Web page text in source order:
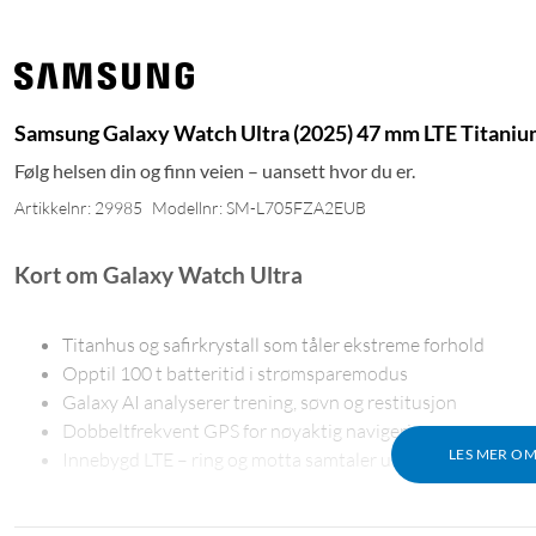
Samsung Galaxy Watch Ultra (2025) 47 mm LTE
Følg helsen din og finn veien – uansett hvor du er.
Artikkelnr: 29985 Modellnr: SM-L705FZA2EUB
LES MER
Kort om Galaxy Watch Ultra
Titanhus og safirkrystall som tåler ekstreme forhold
Opptil 100 t batteritid i strømsparemodus
Galaxy AI analyserer trening, søvn og restitusjon
Dobbeltfrekvent GPS for nøyaktig navigering
Innebygd LTE – ring og motta samtaler uten telefon